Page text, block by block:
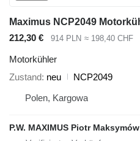
212,30 € 914 PLN ≈ 198,40 CHF
Motorkühler
Zustand neu
NCP2049
Polen, Kargowa
P.W. MAXIMUS Piotr Maksymów